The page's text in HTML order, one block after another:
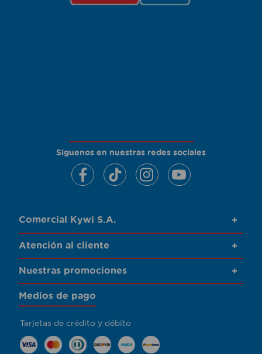
Siguenos en nuestras redes sociales
Comercial Kywi S.A. +
Atención al cliente +
Nuestras promociones +
Medios de pago
Tarjetas de crédito y débito